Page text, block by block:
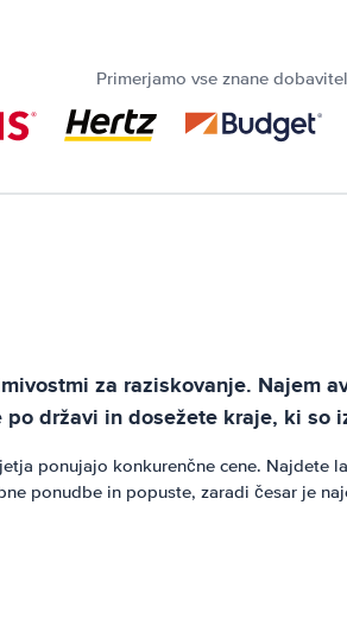
Primerjamo vse znane
za raziskovanje. Najem
državi in dosežete kraje, ki so
ponujajo konkurenčne cene.
ponudbe in popuste, zaradi česar je